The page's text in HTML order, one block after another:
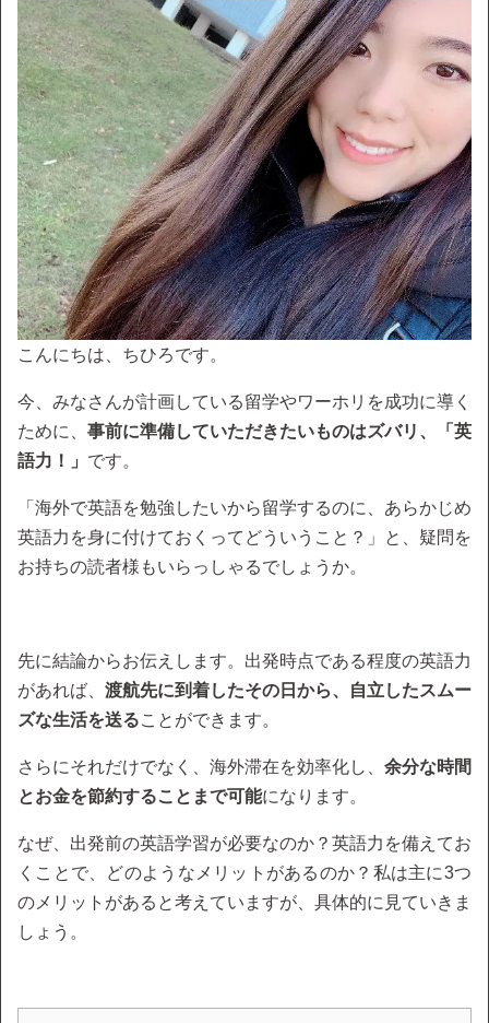
こんにちは、ちひろです。
今、みなさんが計画している留学やワーホリを成功に導く
ために、 事前に準備していただきたいものはズバリ、「英
語力！」 です。
「海外で英語を勉強したいから留学するのに、あらかじめ
英語力を身に付けておくってどういうこと？」と、疑問を
お持ちの読者様もいらっしゃるでしょうか。
先に結論からお伝えします。出発時点である程度の英語力
があれば、 渡航先に到着したその日から、自立したスムー
ズな生活を送ることができます。
さらにそれだけでなく、海外滞在を効率化し、 余分な時間
とお金を節約することまで可能になります。
なぜ、出発前の英語学習が必要なのか？英語力を備えてお
くことで、どのようなメリットがあるのか？私は主に3つ
のメリットがあると考えていますが、具体的に見ていきま
しょう。